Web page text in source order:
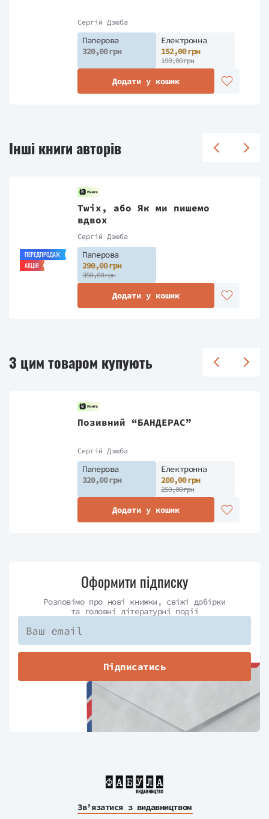
Сергiй Дзюба
Паперова
320,00 грн
Електронна
152,00 грн
190,00 грн
Додати у кошик
Інші книги авторів
АКЦІЯ
ПЕРЕДПРОДАЖ
Twix, або Як ми пишемо
вдвох
Сергiй Дзюба
Паперова
290,00 грн
350,00 грн
Додати у кошик
З цим товаром купують
Позивний “БАНДЕРАС”
Сергiй Дзюба
Паперова
320,00 грн
Електронна
200,00 грн
250,00 грн
Додати у кошик
Оформити підписку
Розповімо про нові книжки, свіжі добірки
та головні літературні події
Підписатись
Зв’язатися з видавництвом